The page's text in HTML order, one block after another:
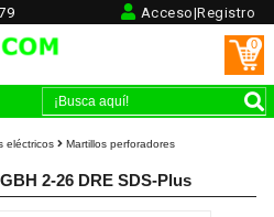
Acceso|Registro
0
eléctricos Martillos perforadores
2-26 DRE SDS-Plus